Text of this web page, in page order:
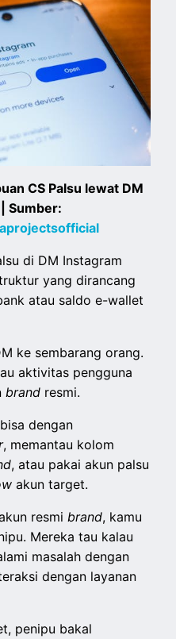
CS Palsu lewat DM
Sumber:
di DM Instagram
yang dirancang
atau saldo e-wallet
ke sembarang orang.
aktivitas pengguna
brand resmi.
dengan
, memantau kolom
, atau pakai akun palsu
akun target.
resmi brand, kamu
Mereka tau kalau
masalah dengan
dengan layanan
penipu bakal